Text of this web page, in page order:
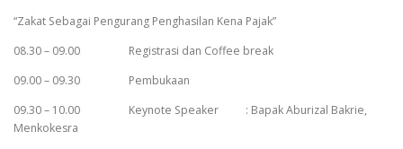
“Zakat Sebagai Pengurang Penghasilan Kena Pajak”
08.30 – 09.00 Registrasi dan Coffee break
09.00 – 09.30 Pembukaan
09.30 – 10.00 Keynote Speaker : Bapak Aburizal Bakrie,
Menkokesra